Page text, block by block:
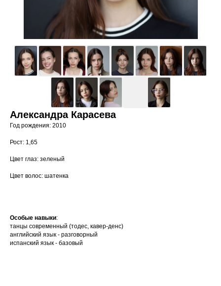
Александра Карасева
Год рождения: 2010
Рост: 1,65
Цвет глаз: зеленый
Цвет волос: шатенка
Особые навыки:
танцы современный (тодес, кавер-денс)
английский язык - разговорный
испанский язык - базовый